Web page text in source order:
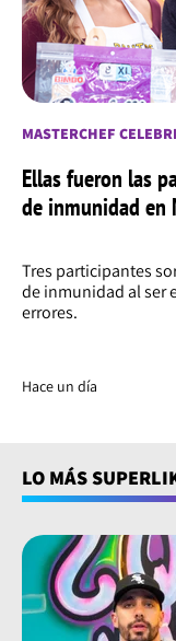
MASTERCHEF
Ellas fueron las
de inmunidad en
Tres participantes
de inmunidad al ser
errores.
Hace un día
LO MÁS